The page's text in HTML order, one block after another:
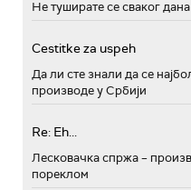
Не туширате се сваког
Cestitke za uspeh
Да ли сте знали да се
производе у Србији
Re: Eh...
Лесковачка спржа –
пореклом